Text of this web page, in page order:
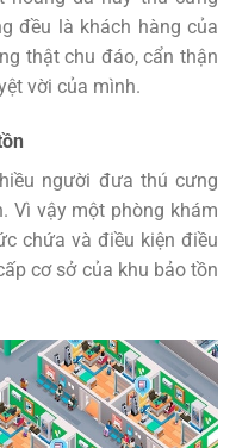
đều là khách hàng của
thật chu đáo, cẩn thận
vời của mình.
người đưa thú cưng
Vì vậy một phòng khám
chứa và điều kiện điều
cơ sở của khu bảo tồn